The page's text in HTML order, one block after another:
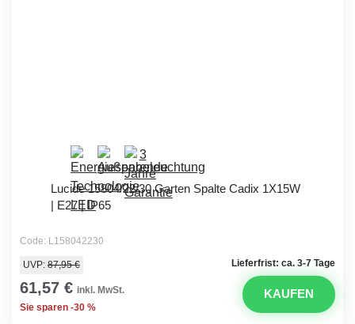
Lucide 15804/22/30 Garten Spalte Cadix 1X15W
| E27 | IP65
Code: L158042230
Lieferfrist: ca. 3-7 Tage
UVP: 87,95 €
61,57 € inkl. MwSt.
Sie sparen -30 %
KAUFEN